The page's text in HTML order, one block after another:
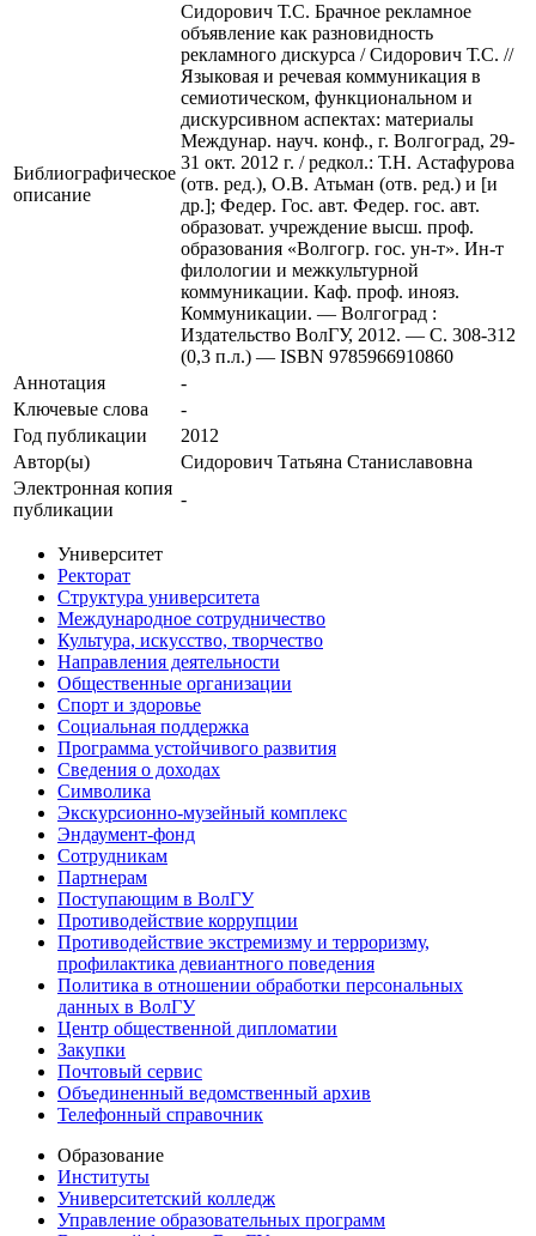
Библиографическое
описание
Сидорович Т.С. Брачное рекламное
объявление как разновидность
рекламного дискурса / Сидорович Т.С. //
Языковая и речевая коммуникация в
семиотическом, функциональном и
дискурсивном аспектах: материалы
Междунар. науч. конф., г. Волгоград, 29-
31 окт. 2012 г. / редкол.: Т.Н. Астафурова
(отв. ред.), О.В. Атьман (отв. ред.) и [и
др.]; Федер. Гос. авт. Федер. гос. авт.
образоват. учреждение высш. проф.
образования «Волгогр. гос. ун-т». Ин-т
филологии и межкультурной
коммуникации. Каф. проф. инояз.
Коммуникации. — Волгоград :
Издательство ВолГУ, 2012. — С. 308-312
(0,3 п.л.) — ISBN 9785966910860
Аннотация
-
Ключевые cлова
-
Год публикации
2012
Автор(ы)
Сидорович Татьяна Станиславовна
Электронная копия
публикации
-
Университет
Ректорат
Структура университета
Международное сотрудничество
Культура, искусство, творчество
Направления деятельности
Общественные организации
Спорт и здоровье
Социальная поддержка
Программа устойчивого развития
Сведения о доходах
Символика
Экскурсионно-музейный комплекс
Эндаумент-фонд
Сотрудникам
Партнерам
Поступающим в ВолГУ
Противодействие коррупции
Противодействие экстремизму и терроризму,
профилактика девиантного поведения
Политика в отношении обработки персональных
данных в ВолГУ
Центр общественной дипломатии
Закупки
Почтовый сервис
Объединенный ведомственный архив
Телефонный справочник
Образование
Институты
Университетский колледж
Управление образовательных программ